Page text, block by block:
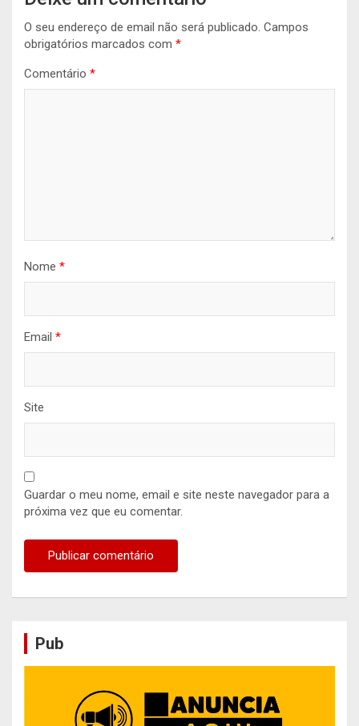
O seu endereço de email não será publicado. Campos
obrigatórios marcados com *
Comentário *
Nome *
Email *
Site
Guardar o meu nome, email e site neste navegador para a
próxima vez que eu comentar.
Pub